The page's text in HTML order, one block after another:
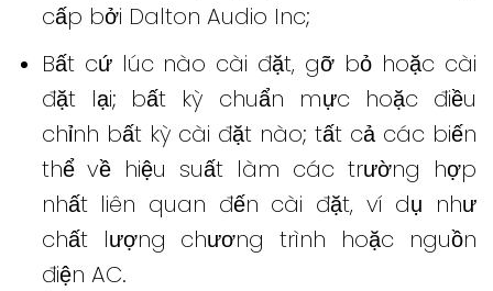
cấp bởi Dalton Audio Inc;
Bất cứ lúc nào cài đặt, gỡ bỏ hoặc cài
đặt lại; bất kỳ chuẩn mực hoặc điều
chỉnh bất kỳ cài đặt nào;tất cả các biến
thể về hiệu suất làm các trường hợp
nhất liên quan đến cài đặt, ví dụ như
chất lượng chương trình hoặc nguồn
điện AC.